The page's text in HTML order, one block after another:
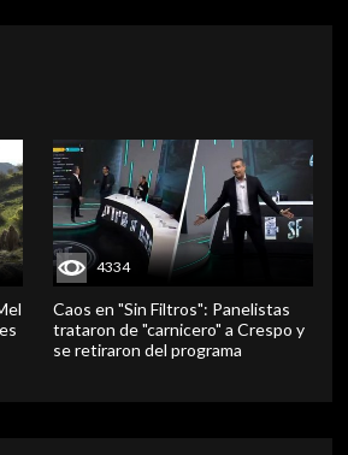
4334
Caos en "Sin Filtros": Panelistas
trataron de "carnicero" a Crespo y
se retiraron del programa